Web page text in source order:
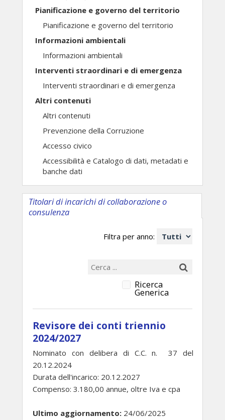
Pianificazione e governo del territorio
Pianificazione e governo del territorio
Informazioni ambientali
Informazioni ambientali
Interventi straordinari e di emergenza
Interventi straordinari e di emergenza
Altri contenuti
Altri contenuti
Prevenzione della Corruzione
Accesso civico
Accessibilità e Catalogo di dati, metadati e
banche dati
Titolari di incarichi di collaborazione o
consulenza
Filtra per anno:
Ricerca
Generica
Revisore dei conti triennio
2024/2027
Nominato con delibera di C.C. n. 37 del
20.12.2024
Durata dell'incarico: 20.12.2027
Compenso: 3.180,00 annue, oltre Iva e cpa
Ultimo aggiornamento: 24/06/2025